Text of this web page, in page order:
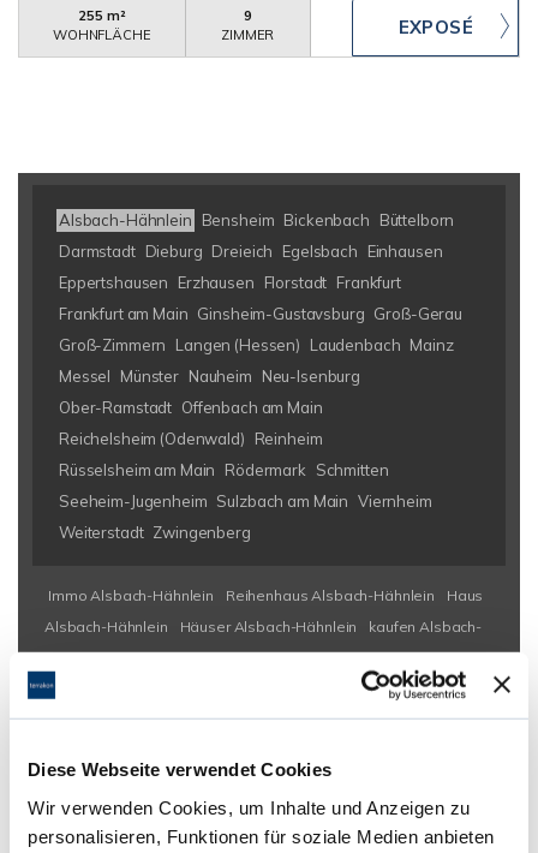
Diese Webseite verwendet Cookies
Wir verwenden Cookies, um Inhalte und Anzeigen zu
personalisieren, Funktionen für soziale Medien anbieten
255 m²
WOHNFLÄCHE
9
ZIMMER
Alsbach-Hähnlein Bensheim Bickenbach
Büttelborn
Darmstadt Dieburg Dreieich Egelsbach
Einhausen
Eppertshausen
Erzhausen Florstadt Frankfurt
Frankfurt am Main Ginsheim-Gustavsburg Groß-Gerau
Groß-Zimmern
Langen (Hessen) Laudenbach Mainz
Messel
Münster Nauheim
Neu-Isenburg
Ober-Ramstadt Offenbach am Main
Reichelsheim (Odenwald)
Reinheim
Rüsselsheim am Main
Rödermark
Schmitten
Seeheim-Jugenheim Sulzbach am Main Viernheim
Weiterstadt Zwingenberg
Immo Alsbach-Hähnlein Reihenhaus Alsbach-Hähnlein
Haus
Alsbach-Hähnlein
Häuser Alsbach-Hähnlein
kaufen Alsbach-
Hähnlein
Immobilie Alsbach-Hähnlein
Immobilien Alsbach-
Hähnlein
Immobilienkauf Alsbach-
Hähnlein
Einfamilienhaus Alsbach-Hähnlein
Einfamilienhäuser